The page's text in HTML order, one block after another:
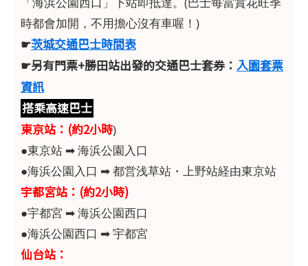
時都會加開，不用擔心沒有車喔！)
☛茨城交通巴士時間表
☛另有門票+勝田站出發的交通巴士套券： 入園套票
資訊
搭乘高速巴士
東京站：(約2小時)
●東京站 ➡ 海浜公園入口
●海浜公園入口 ➡ 都営浅草站・上野站経由東京站
宇都宮站：(約2小時)
●宇都宮 ➡ 海浜公園西口
●海浜公園西口 ➡ 宇都宮
仙台站：